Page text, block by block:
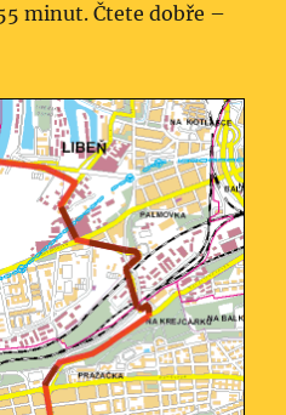
minut. Čtete dobře –